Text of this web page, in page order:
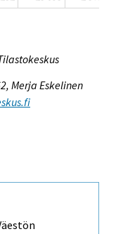
Merja Eskelinen